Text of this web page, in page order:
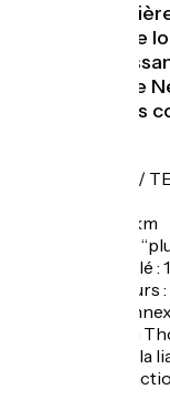
Dans la
le privilège de
à vélo, en
d’Yvoire et de
le charme des
Ville de départ /
Longueur : 50 km
Difficulté : bleu
Dénivelé cumulé :
Sens de
Repères et
d’avec la liaison
(jonction avec la
Jouvernex